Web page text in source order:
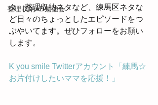
整理収納AD勉強会
タ、整理収納ネタなど、練馬区ネタな
ど日々のちょっとしたエピソードをつ
ぶやいてます。ぜひフォローをお願い
します。
K you smile Twitterアカウント「練馬☆
お片付けしたいママを応援！」